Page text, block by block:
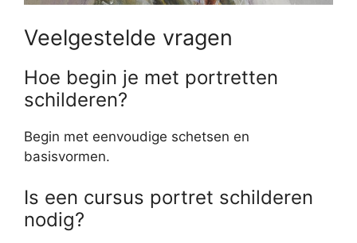
Veelgestelde vragen
Hoe begin je met portretten
schilderen?
Begin met eenvoudige schetsen en
basisvormen.
Is een cursus portret schilderen
nodig?